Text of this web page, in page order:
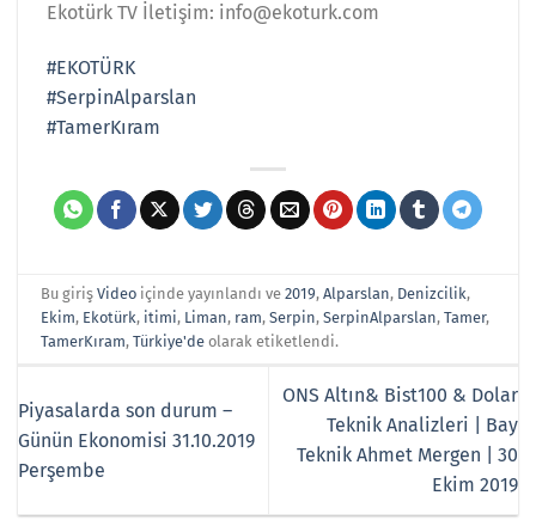
Ekotürk TV İletişim: info@ekoturk.com
#EKOTÜRK
#SerpinAlparslan
#TamerKıram
Bu girişVideo içinde yayınlandı ve2019,Alparslan, Denizcilik,
Ekim, Ekotürk, itimi, Liman, ram,Serpin,SerpinAlparslan,Tamer,
TamerKıram,Türkiye'de olarak etiketlendi.
Piyasalarda son durum –
Günün Ekonomisi 31.10.2019
Perşembe
ONS Altın& Bist100 & Dolar
Teknik Analizleri | Bay
Teknik Ahmet Mergen | 30
Ekim 2019